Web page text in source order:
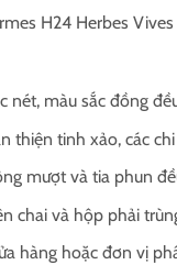
H24 Herbes
nét, màu sắc đồng
thiện tinh xảo, các
mượt và tia phun
chai và hộp phải
hàng hoặc đơn vị